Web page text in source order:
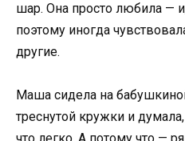
шар. Она просто любила —
поэтому иногда
другие.
Маша сидела на
треснутой кружки и